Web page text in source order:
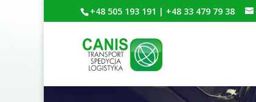
+48 505 193 191 | +48 33 479 79 38